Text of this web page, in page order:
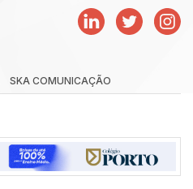
SKA COMUNICAÇÃO